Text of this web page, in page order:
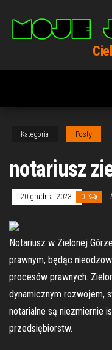
treści
Kategoria Posty
notariusz
20 grudnia, 2023 0
Notariusz w Zielonej
prawnym, będąc
procesów prawnych.
dynamicznym rozwojem,
notarialne są niezmiernie
przedsiębiorstw.